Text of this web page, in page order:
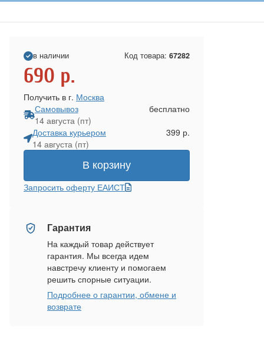
в наличии Код товара: 67282
690 р.
Получить в г. Москва
Самовывоз
14 августа (пт)
бесплатно
Доставка курьером
14 августа (пт)
399 р.
В корзину
Запросить оферту ЕАИСТ
Гарантия
На каждый товар действует
гарантия. Мы всегда идем
навстречу клиенту и помогаем
решить спорные ситуации.
Подробнее о гарантии, обмене и
возврате